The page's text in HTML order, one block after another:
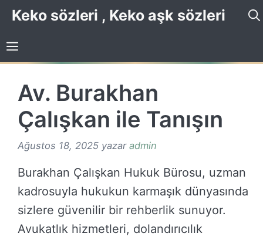
İçeriğe
Keko sözleri , Keko aşk sözleri
Av. Burakhan
Çalışkan ile Tanışın
Ağustos 18, 2025 yazar admin
Burakhan Çalışkan Hukuk Bürosu, uzman
kadrosuyla hukukun karmaşık dünyasında
sizlere güvenilir bir rehberlik sunuyor.
Avukatlık hizmetleri, dolandırıcılık